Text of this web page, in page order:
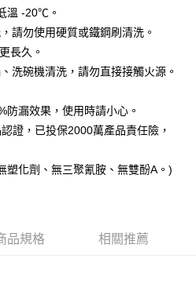
代理人或監護人之同意方可使用
申辦者引起之損失，本公司不負相關責
依據個別帳號之用戶狀況，依本公司即
額度不足之情形，本公司將視審查結果
人資訊註冊。若發現惡意使用之情形，
用戶之使用額度並採取法律行動。
溫 -20℃。
請勿使用硬質或鐵鋼刷清洗。
長久。
洗碗機清洗，請勿直接接觸火源。
漏效果，使用時請小心。
證，已投保2000萬產品責任險，
塑化劑、無三聚氰胺、無雙酚A。)
品規格 相關推薦